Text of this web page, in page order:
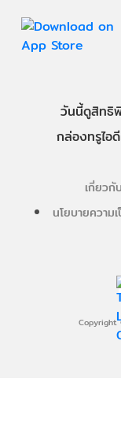
Copyright
วันนี้ดูสิทธิ
กล่องทรูไอ
เกี่ยวกั
นโยบายความ